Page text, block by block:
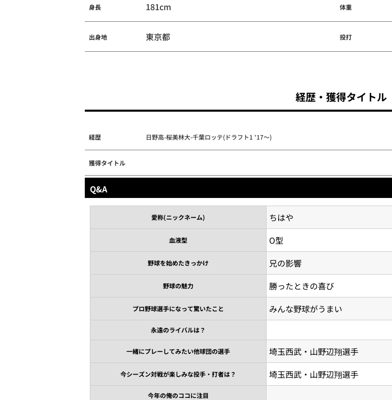
身長 181cm 体重
出身地 東京都 投打
経歴・獲得タイトル
経歴 日野高-桜美林大-千葉ロッテ(ドラフト1 '17～)
獲得タイトル
Q&A
愛称(ニックネーム) ちはや
血液型 O型
野球を始めたきっかけ 兄の影響
野球の魅力 勝ったときの喜び
プロ野球選手になって驚いたこと みんな野球がうまい
永遠のライバルは？
一緒にプレーしてみたい他球団の選手 埼玉西武・山野辺翔選手
今シーズン対戦が楽しみな投手・打者は？ 埼玉西武・山野辺翔選手
今年の俺のココに注目